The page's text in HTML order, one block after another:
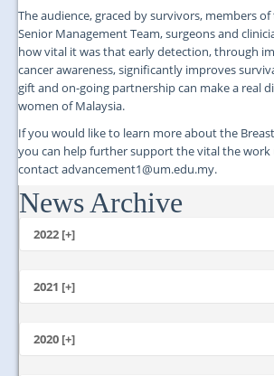
The audience, graced by survivors, members of
Senior Management Team, surgeons and
how vital it was that early detection, through
cancer awareness, significantly improves
gift and on-going partnership can make a real
women of Malaysia.
If you would like to learn more about the
you can help further support the vital the work
contact advancement1@um.edu.my.
...
News Archive
2022 [+]
2021 [+]
October
July
2020 [+]